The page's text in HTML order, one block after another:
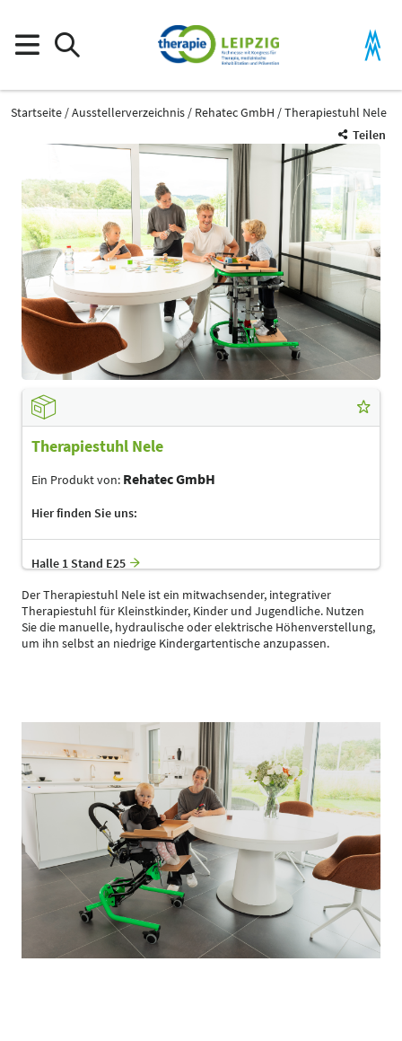
Startseite Ausstellerverzeichnis Rehatec GmbH
Therapiestuhl Nele
Teilen
Therapiestuhl Nele
Ein Produkt von: Rehatec GmbH
Hier finden Sie uns:
Halle 1 Stand E25
Der Therapiestuhl Nele ist ein mitwachsender, integrativer
Therapiestuhl für Kleinstkinder, Kinder und Jugendliche. Nutzen
Sie die manuelle, hydraulische oder elektrische Höhenverstellung,
um ihn selbst an niedrige Kindergartentische anzupassen.